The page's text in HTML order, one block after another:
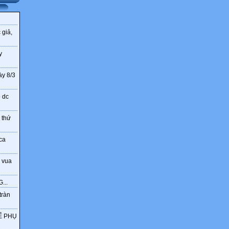
giả,
8/3
dc
thứ
vua
PHỤ